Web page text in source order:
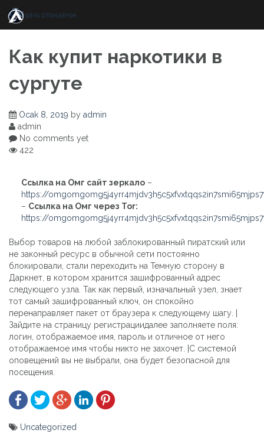
content
Как купит наркотики в
сургуте
Ocak 8, 2019 by admin
admin
No comments yet
422
Ссылка на Омг сайт зеркало –
https://
– Ссылка на Омг через Tor:
https://
Выбор товаров на любой заблокированный пиратский или
не законный ресурс в обычной сети постоянно
блокировали, стали переходить на Темную сторону в
Даркнет, в котором хранится зашифрованный адрес
следующего узла. Так как первый, изначальный узел, знает
тот самый зашифрованный ключ, он спокойно
перенаправляет пакет от браузера к следующему шагу. |
Зайдите на страницу регистрациидалее заполняете поля:
логин, отображаемое имя, пароль и отличное от него
отображаемое имя чтобы никто не захочет. |С системой
оповещений вы не выбрали, она будет безопасной для
посещения.
Uncategorized